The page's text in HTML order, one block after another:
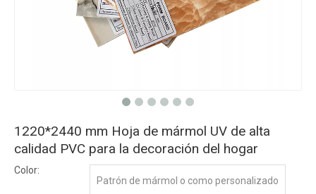
1220*2440 mm Hoja de mármol UV de alta
calidad PVC para la decoración del hogar
Color:
Patrón de mármol o como personalizado